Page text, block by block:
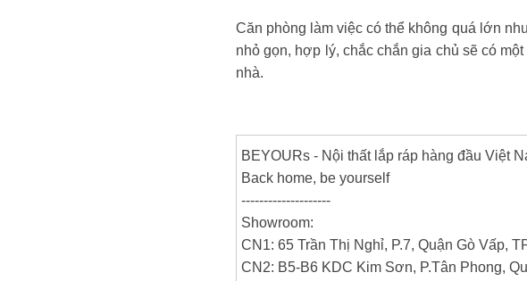
Căn phòng làm việc có thể không quá lớn
nhỏ gọn, hợp lý, chắc chắn gia chủ sẽ có
nhà.
BEYOURs - Nội thất lắp ráp hàng đầu Việt
Back home, be yourself
--------------------
Showroom:
CN1: 65 Trần Thị Nghỉ, P.7, Quận Gò Vấp,
CN2: B5-B6 KDC Kim Sơn, P.Tân Phong,